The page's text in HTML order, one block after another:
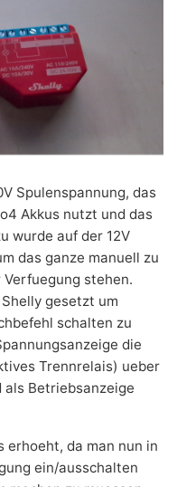
Spulenspannung, das
Akkus nutzt und das
wurde auf der 12V
das ganze manuell zu
stehen.
gesetzt um
schalten zu
die
Trennrelais) ueber
Betriebsanzeige
erhoeht, da man nun in
ein/ausschalten